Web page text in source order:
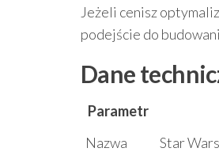
Jeżeli cenisz
podejście do
Dane
Parametr
Nazwa
Star